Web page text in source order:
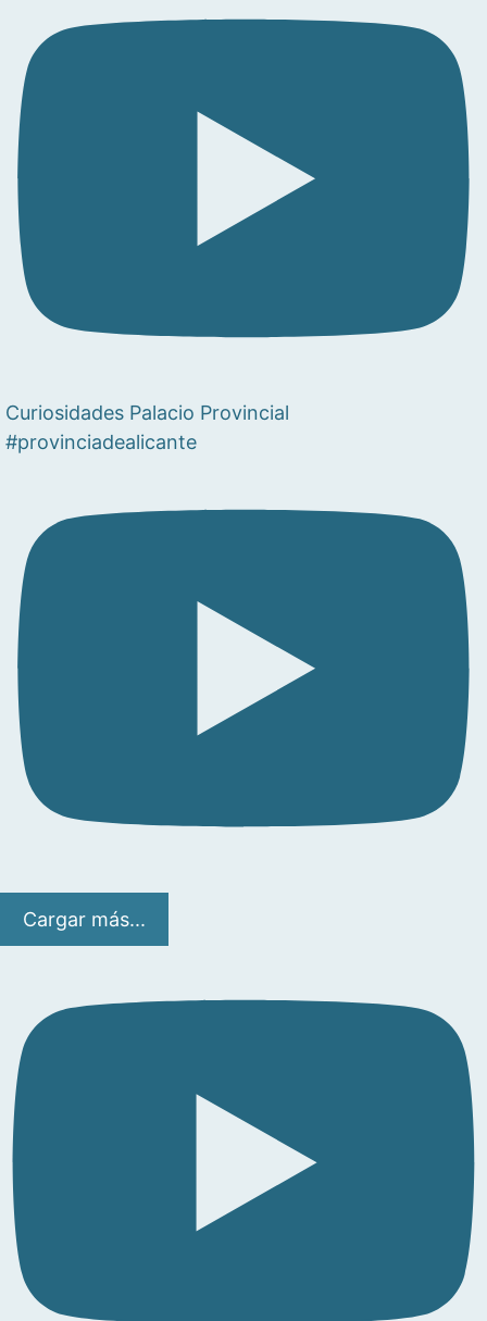
Curiosidades Palacio Provincial
#provinciadealicante
Cargar más...